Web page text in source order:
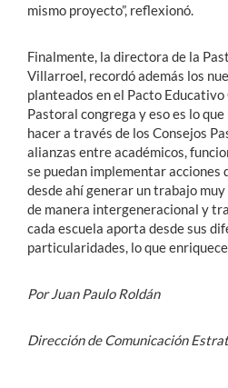
mismo proyecto”, reflexionó.
Finalmente, la directora de la
Villarroel, recordó además los
planteados en el Pacto Educativo
Pastoral congrega y eso es lo
hacer a través de los Consejos
alianzas entre académicos,
se puedan implementar
desde ahí generar un trabajo
de manera intergeneracional y
cada escuela aporta desde sus
particularidades, lo que enriquece
Por Juan Paulo Roldán
Dirección de Comunicación